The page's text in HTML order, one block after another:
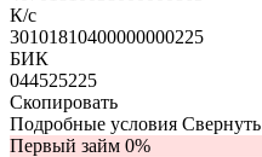
К/с
30101810400000000225
БИК
044525225
Скопировать
Подробные условия Свернуть
Первый займ 0%